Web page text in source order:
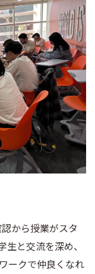
から授業がスタ
と交流を深め、
ークで仲良くなれ